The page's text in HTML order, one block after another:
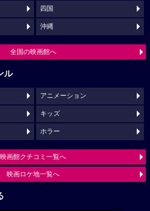
四国
沖縄
全国の映画館へ
ル
アニメーション
キッズ
ホラー
映画館クチコミ一覧へ
映画ロケ地一覧へ